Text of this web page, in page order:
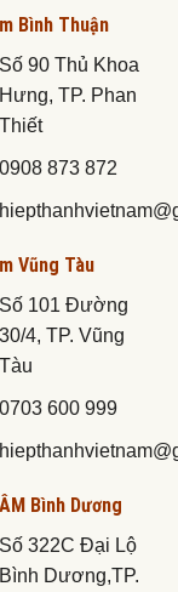
Bình Thuận
Số 90 Thủ Khoa
Hưng, TP. Phan
Thiết
0908 873 872
Vũng Tàu
Số 101 Đường
30/4, TP. Vũng
Tàu
0703 600 999
Bình Dương
Số 322C Đại Lộ
Bình Dương,TP.